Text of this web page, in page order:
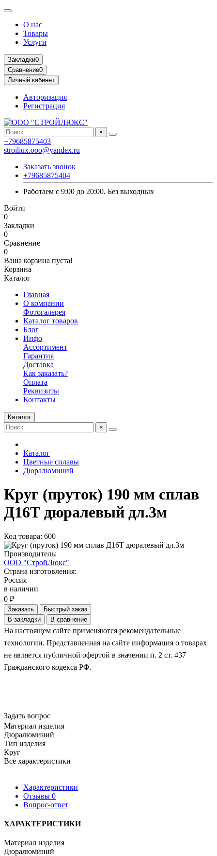
О нас
Товары
Услуги
Закладки0
Сравнение0
Личный кабинет
Авторизация
Регистрация
×
+79685875403
stroiliux.ooo@yandex.ru
Заказать звонок
+79685875404
Работаем с 9:00 до 20:00. Без выходных
Войти
0
Закладки
0
Сравнение
0
Ваша корзина пуста!
Корзина
Каталог
Главная
О компании
Фотогалерея
Каталог товаров
Блог
Инфо
Ассортимент
Гарантия
Доставка
Как заказать?
Оплата
Реквизиты
Контакты
Каталог
×
Каталог
Цветные сплавы
Дюралюминий
Круг (пруток) 190 мм сплав
Д16Т дюралевый дл.3м
Код товара: 600
Производитель:
ООО "СтройЛюкс"
Страна изготовления:
Россия
в наличии
0 ₽
Заказать
Быстрый заказ
В закладки
В сравнение
На настоящем сайте применяются рекомендательные
технологии. Представленная на сайте информация о товарах
не является публичной офертой в значении п. 2 ст. 437
Гражданского кодекса РФ.
Задать вопрос
Материал изделия
Дюралюминий
Тип изделия
Круг
Все характеристики
Характеристики
Отзывы 0
Вопрос-ответ
ХАРАКТЕРИСТИКИ
Материал изделия
Дюралюминий